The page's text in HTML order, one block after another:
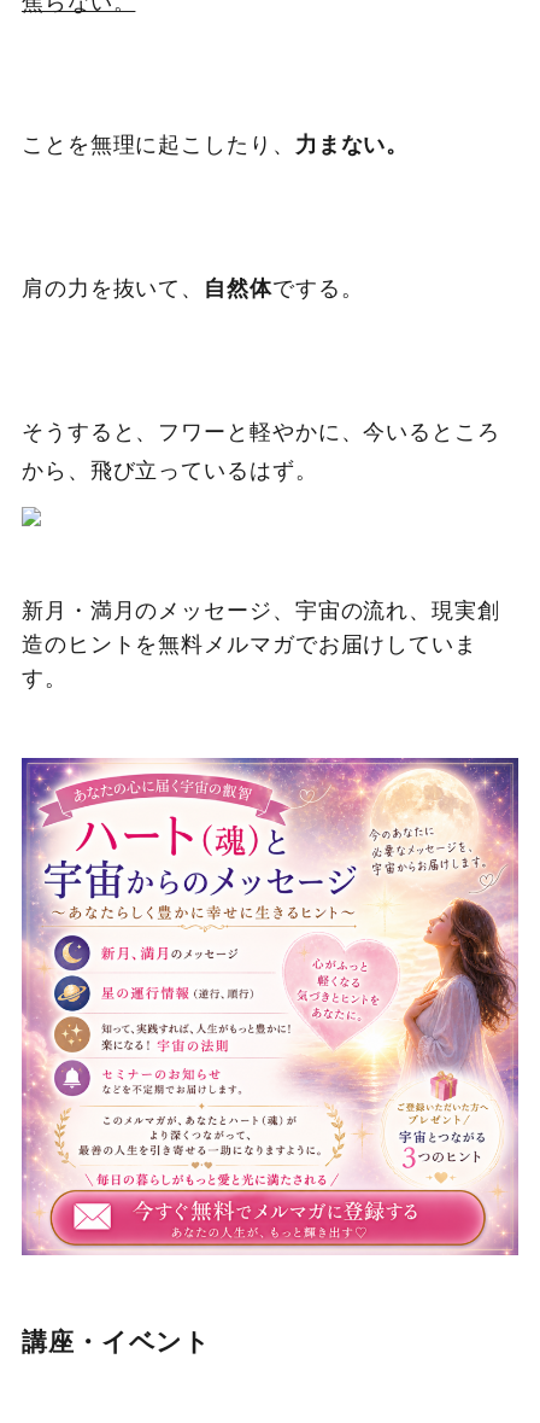
ことを無理に起こしたり、 力まない。
肩の力を抜いて、 自然体でする。
そうすると、フワーと軽やかに、今いるところ
から、飛び立っているはず。
新月・満月のメッセージ、宇宙の流れ、現実創
造のヒントを無料メルマガでお届けしていま
す。
講座・イベント